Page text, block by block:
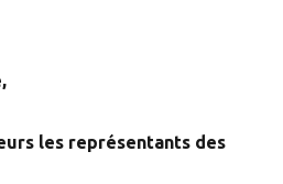
les représentants des